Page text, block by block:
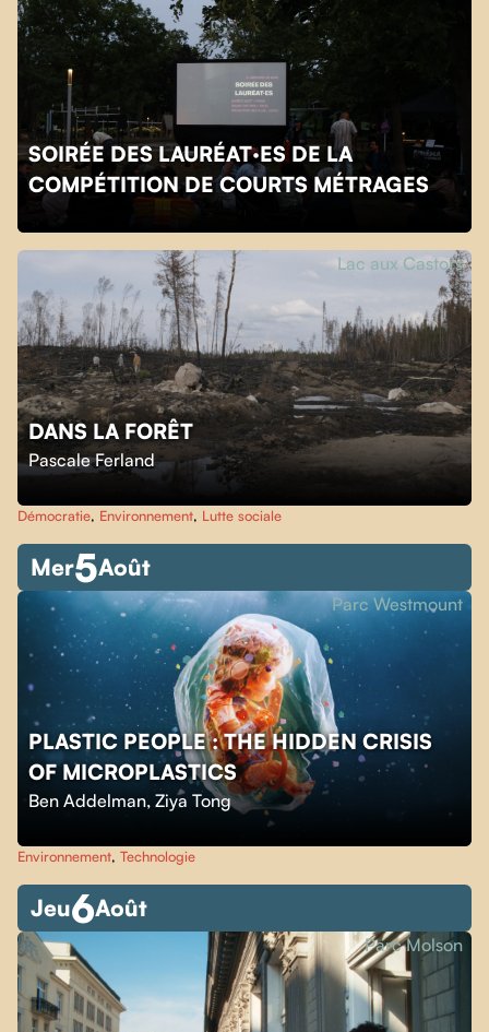
SOIRÉE DES LAURÉAT·ES DE LA
COMPÉTITION DE COURTS MÉTRAGES
DANS LA FORÊT
Pascale Ferland
Lac aux Castors
Démocratie, Environnement, Lutte sociale
Mer5Août
PLASTIC PEOPLE : THE HIDDEN CRISIS
OF MICROPLASTICS
Ben Addelman, Ziya Tong
Parc Westmount
Environnement, Technologie
Jeu6Août
Parc Molson